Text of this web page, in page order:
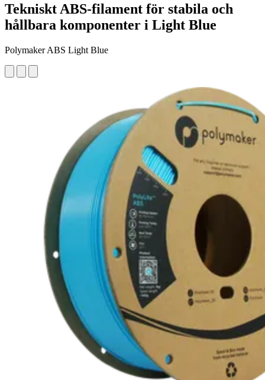
Tekniskt ABS-filament för stabila och
hållbara komponenter i Light Blue
Polymaker ABS Light Blue